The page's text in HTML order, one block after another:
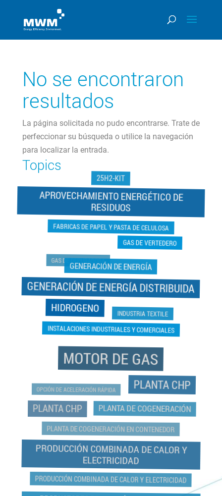
No se encontraron
resultados
La página solicitada no pudo encontrarse. Trate de
perfeccionar su búsqueda o utilice la navegación
para localizar la entrada.
Topics
25H2-KIT
APROVECHAMIENTO ENERGÉTICO DE
RESIDUOS
FABRICAS DE PAPEL Y PASTA DE CELULOSA
GAS DE DEPURADORA
GAS DE VERTEDERO
GENERACIÓN DE ENERGÍA
GENERACIÓN DE ENERGÍA DISTRIBUIDA
HIDROGENO INDUSTRIA TEXTILE
INSTALACIONES INDUSTRIALES Y COMERCIALES
MOTOR DE GAS
OPCIÓN DE ACELERACIÓN RÁPIDA PLANTA CHP
PLANTA CHP PLANTA DE COGENERACIÓN
PLANTA DE COGENERACIÓN EN CONTENEDOR
PRODUCCIÓN COMBINADA DE CALOR Y
ELECTRICIDAD
PRODUCCIÓN COMBINADA DE CALOR Y ELECTRICIDAD